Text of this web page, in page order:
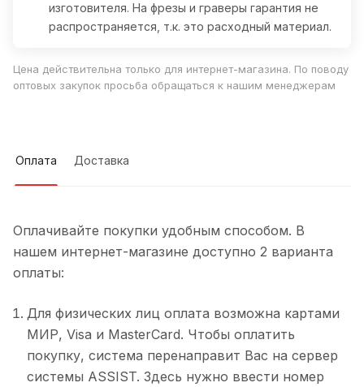
изготовителя. На фрезы и граверы гарантия не
распространяется, т.к. это расходный материал.
Цена действительна только для интернет-магазина. По поводу
оптовых закупок просьба обращаться к нашим менеджерам
Оплата Доставка
Оплачивайте покупки удобным способом. В
нашем интернет-магазине доступно 2 варианта
оплаты:
Для физических лиц оплата возможна картами
МИР, Visa и MasterCard. Чтобы оплатить
покупку, система перенаправит Вас на сервер
системы ASSIST. Здесь нужно ввести номер